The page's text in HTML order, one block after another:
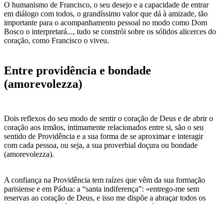
O humanismo de Francisco, o seu desejo e a capacidade de entrar
em diálogo com todos, o grandíssimo valor que dá à amizade, tão
importante para o acompanhamento pessoal no modo como Dom
Bosco o interpretará..., tudo se constrói sobre os sólidos alicerces do
coração, como Francisco o viveu.
Entre providência e bondade
(amorevolezza)
Dois reflexos do seu modo de sentir o coração de Deus e de abrir o
coração aos irmãos, intimamente relacionados entre si, são o seu
sentido de Providência e a sua forma de se aproximar e interagir
com cada pessoa, ou seja, a sua proverbial doçura ou bondade
(amorevolezza).
A confiança na Providência tem raízes que vêm da sua formação
parisiense e em Pádua: a “santa indiferença”: «entrego-me sem
reservas ao coração de Deus, e isso me dispõe a abraçar todos os